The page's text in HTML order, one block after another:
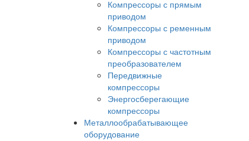
Компрессоры с прямым
приводом
Компрессоры с ременным
приводом
Компрессоры с частотным
преобразователем
Передвижные
компрессоры
Энергосберегающие
компрессоры
Металлообрабатывающее
оборудование